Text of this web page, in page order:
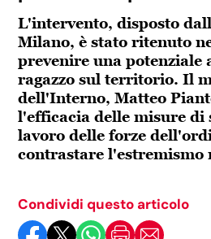
L'intervento, disposto
Milano, è stato ritenuto
prevenire una potenziale
ragazzo sul territorio. Il
dell'Interno, Matteo
l'efficacia delle misure di
lavoro delle forze
contrastare l'estremismo
Condividi questo articolo